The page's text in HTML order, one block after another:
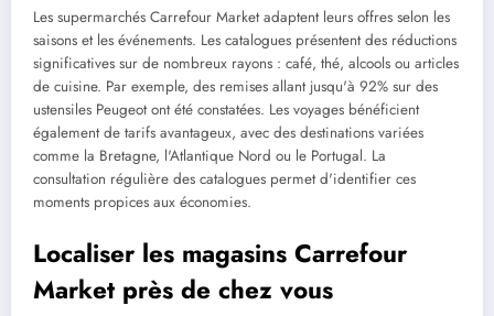
Les supermarchés Carrefour Market adaptent leurs offres selon les
saisons et les événements. Les catalogues présentent des réductions
significatives sur de nombreux rayons : café, thé, alcools ou articles
de cuisine. Par exemple, des remises allant jusqu'à 92% sur des
ustensiles Peugeot ont été constatées. Les voyages bénéficient
également de tarifs avantageux, avec des destinations variées
comme la Bretagne, l'Atlantique Nord ou le Portugal. La
consultation régulière des catalogues permet d'identifier ces
moments propices aux économies.
Localiser les magasins Carrefour
Market près de chez vous